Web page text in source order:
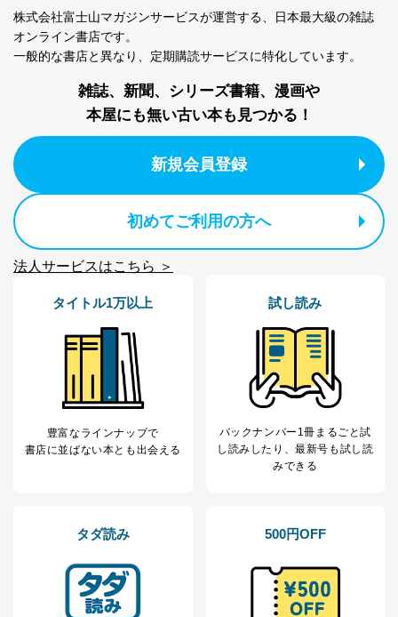
FAX：03-5459-7073
e-mail：cs@fujisan.co.jp
改訂：2025年2月20日
制定：2005年4月1日
株式会社富士山マガジンサービス
代表取締役会長 西野 伸一郎
１．個人情報保護管理者
当社は以下の個人情報保護管理者を設置し、個人情報保
護管理者の責任のもと、個人情報を取得・アクセス・利
用・提供・管理いたします。
東京都渋谷区南平台町16-11
代表取締役会長 西野 伸一郎
田 嘉也
当社が取り扱う開示対象個人情報の利用目的は次のとお
No
個人情報の種類 利用目的
ービス等をご利用
購入商品の配送のため
個人が特定できない形で取得した
析して、趣味・嗜好に
応じた新商品・サービスに関する
株式会社富士山マガジンサービスが運営する、
日本最大級の雑誌
オンライン書店です。
一般的な書店と異なり、 定期購読サービスに特化しています。
雑誌、新聞、シリーズ書籍、漫画や
本屋にも無い古い本も見つかる！
新規会員登録
初めてご利用の方へ
法人サービスはこちら ＞
タイトル1万以上
豊富なラインナップで
書店に並ばない本とも出会える
試し読み
バックナンバー1冊まるごと試
し読み したり、最新号も試し読
みできる
タダ読み 500円OFF